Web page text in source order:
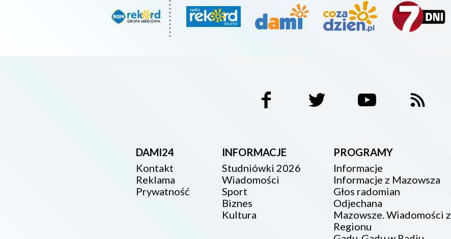
DAMI24
Kontakt
Reklama
Prywatność
INFORMACJE
Studniówki 2026
Wiadomości
Sport
Biznes
Kultura
PROGRAMY
Informacje
Informacje z Mazowsza
Głos radomian
Odjechana
Mazowsze. Wiadomości z
Regionu